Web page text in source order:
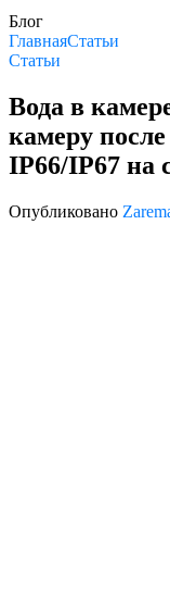
Блог
ГлавнаяСтатьи
Статьи
Вода в
камеру
IP66/IP67 на
Опубликовано